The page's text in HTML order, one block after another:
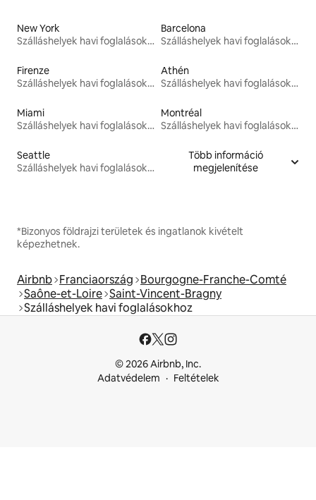
New York
Szálláshelyek havi foglalásokhoz
Barcelona
Szálláshelyek havi foglalásokhoz
Firenze
Szálláshelyek havi foglalásokhoz
Athén
Szálláshelyek havi foglalásokhoz
Miami
Szálláshelyek havi foglalásokhoz
Montréal
Szálláshelyek havi foglalásokhoz
Seattle
Szálláshelyek havi foglalásokhoz
Több információ
megjelenítése
*Bizonyos földrajzi területek és ingatlanok kivételt
képezhetnek.
Airbnb Franciaország Bourgogne-Franche-Comté
Saône-et-Loire Saint-Vincent-Bragny
Szálláshelyek havi foglalásokhoz
© 2026 Airbnb, Inc.
Adatvédelem
Feltételek